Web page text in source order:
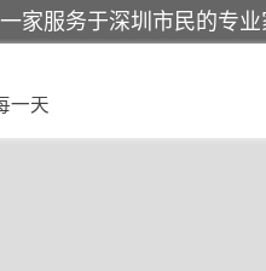
公司
服务每一天